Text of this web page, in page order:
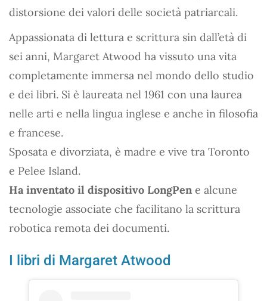
distorsione dei valori delle società patriarcali.
Appassionata di lettura e scrittura sin dall’età di
sei anni, Margaret Atwood ha vissuto una vita
completamente immersa nel mondo dello studio
e dei libri. Si è laureata nel 1961 con una laurea
nelle arti e nella lingua inglese e anche in filosofia
e francese.
Sposata e divorziata, è madre e vive tra Toronto
e Pelee Island.
Ha inventato il dispositivo LongPen e alcune
tecnologie associate che facilitano la scrittura
robotica remota dei documenti.
I libri di Margaret Atwood